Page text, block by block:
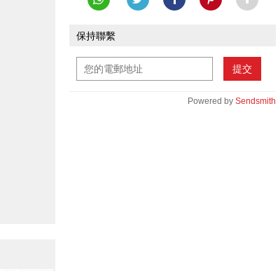
保持聯繫
提交
Powered by Sendsmith